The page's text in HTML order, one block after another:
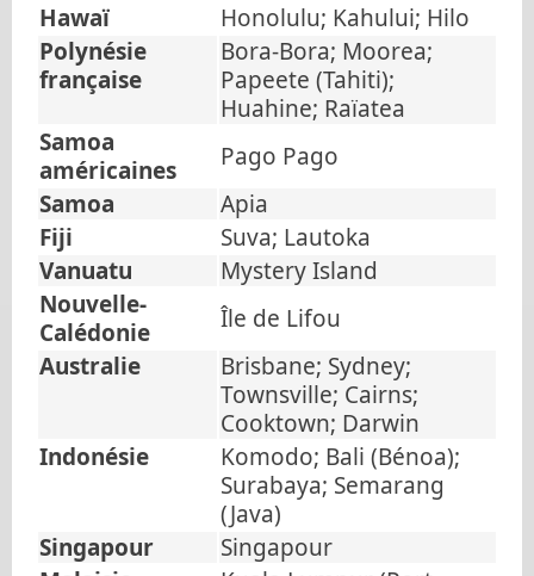
Hawaï
Honolulu; Kahului; Hilo
Polynésie
française
Bora-Bora; Moorea;
Papeete (Tahiti);
Huahine; Raïatea
Samoa
américaines
Pago Pago
Samoa
Apia
Fiji
Suva; Lautoka
Vanuatu
Mystery Island
Nouvelle-
Calédonie
Île de Lifou
Australie
Brisbane; Sydney;
Townsville; Cairns;
Cooktown; Darwin
Indonésie
Komodo; Bali (Bénoa);
Surabaya; Semarang
(Java)
Singapour
Singapour